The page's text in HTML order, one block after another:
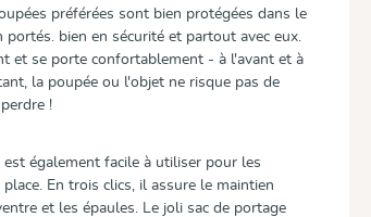
préférées sont bien protégées dans le
bien en sécurité et partout avec eux.
et se porte confortablement - à l'avant et à
la poupée ou l'objet ne risque pas de
!
également facile à utiliser pour les
En trois clics, il assure le maintien
et les épaules. Le joli sac de portage